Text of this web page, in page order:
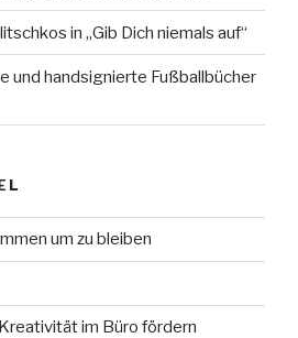
in „Gib Dich niemals auf“
und handsignierte Fußballbücher
um zu bleiben
im Büro fördern